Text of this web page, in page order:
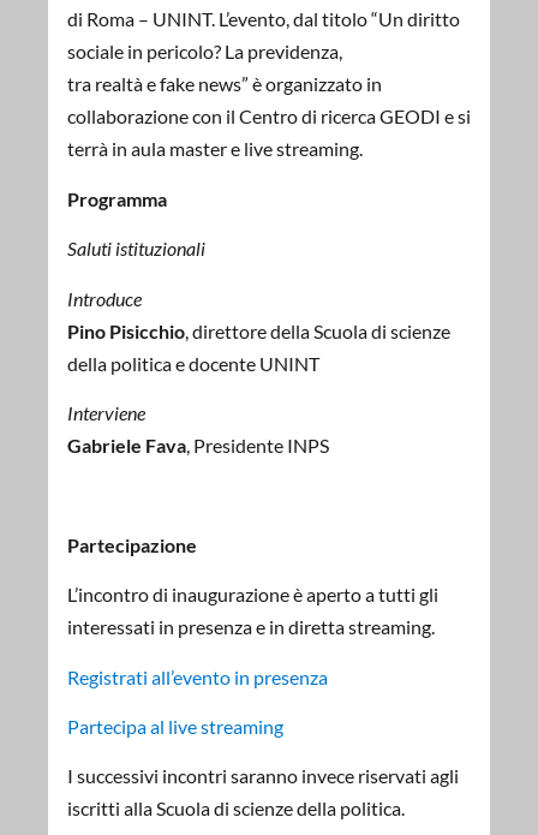
di Roma – UNINT. L’evento, dal titolo “Un diritto
sociale in pericolo? La previdenza,
tra realtà e fake news” è organizzato in
collaborazione con il Centro di ricerca GEODI e si
terrà in aula master e live streaming.
Programma
Saluti istituzionali
Introduce
Pino Pisicchio , direttore della Scuola di scienze
della politica e docente UNINT
Interviene
Gabriele Fava, Presidente INPS
Partecipazione
L’incontro di inaugurazione è aperto a tutti gli
interessati in presenza e in diretta streaming.
Registrati all’evento in presenza
Partecipa al live streaming
I successivi incontri saranno invece riservati agli
iscritti alla Scuola di scienze della politica.